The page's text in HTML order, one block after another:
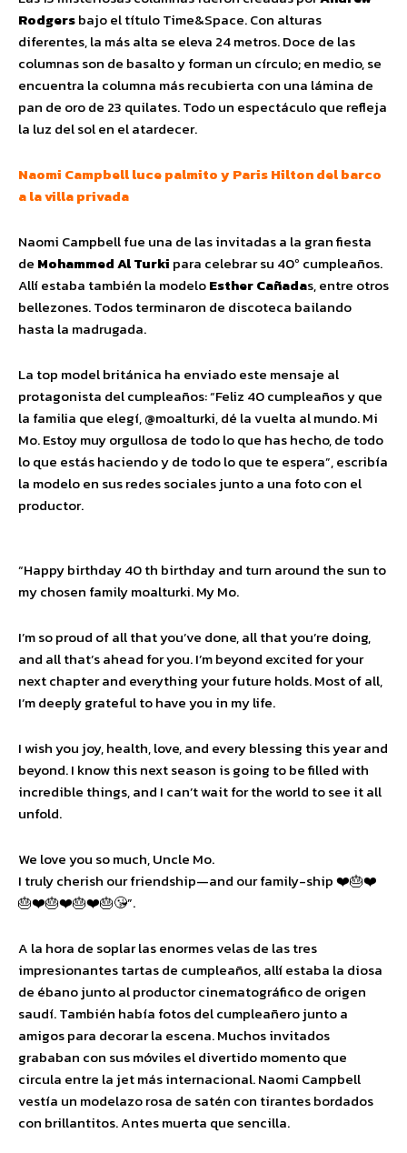
Rodgersbajo el título Time&Space. Con alturas
diferentes, la más alta se eleva 24 metros. Doce de las
columnas son de basalto y forman un círculo; en medio, se
encuentra la columna más recubierta con una lámina de
pan de oro de 23 quilates. Todo un espectáculo que refleja
la luz del sol en el atardecer.
Naomi Campbell luce palmito y Paris Hilton del barco
a la villa privada
Naomi Campbell fue una de las invitadas a la gran fiesta
de Mohammed Al Turki para celebrar su 40º cumpleaños.
Allí estaba también la modeloEsther Cañadas, entre otros
bellezones. Todos terminaron de discoteca bailando
hasta la madrugada.
La top model británica ha enviado este mensaje al
protagonista del cumpleaños: “Feliz 40 cumpleaños y que
la familia que elegí, @moalturki, dé la vuelta al mundo. Mi
Mo. Estoy muy orgullosa de todo lo que has hecho, de todo
lo que estás haciendo y de todo lo que te espera”, escribía
la modelo en sus redes sociales junto a una foto con el
productor.
“Happy birthday 40 th birthday and turn around the sun to
my chosen family moalturki. My Mo.
I’m so proud of all that you’ve done, all that you’re doing,
and all that’s ahead for you. I’m beyond excited for your
next chapter and everything your future holds. Most of all,
I’m deeply grateful to have you in my life.
I wish you joy, health, love, and every blessing this year and
beyond. I know this next season is going to be filled with
incredible things, and I can’t wait for the world to see it all
unfold.
We love you so much, Uncle Mo.
I truly cherish our friendship—and our family-ship ❤️🎂❤️
🎂❤️🎂❤️🎂❤️🎂😘”.
A la hora de soplar las enormes velas de las tres
impresionantes tartas de cumpleaños, allí estaba la diosa
de ébano junto al productor cinematográfico de origen
saudí. También había fotos del cumpleañero junto a
amigos para decorar la escena. Muchos invitados
grababan con sus móviles el divertido momento que
circula entre la jet más internacional. Naomi Campbell
vestía un modelazo rosa de satén con tirantes bordados
con brillantitos. Antes muerta que sencilla.